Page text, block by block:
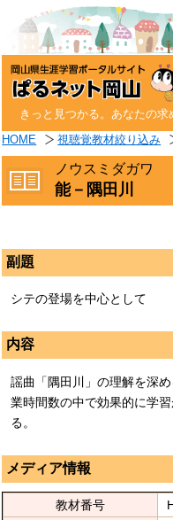
きっと見つかる。あなたの求
HOME 視聴覚教材絞り込み
ノウスミダガワ
能－隅田川
副題
シテの登場を中心として
内容
謡曲「隅田川」の理解を深
業時間数の中で効果的に学
る。
メディア情報
教材番号